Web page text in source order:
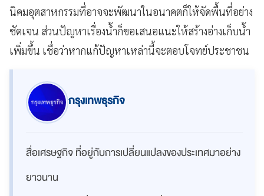
นิคมอุตสาหกรรมที่อาจจะพัฒนาในอนาคตก็ให้จัดพื้นที่อย่าง
ชัดเจน ส่วนปัญหาเรื่องน้ำก็ขอเสนอแนะให้สร้างอ่างเก็บน้ำ
เพิ่มขึ้น เชื่อว่าหากแก้ปัญหาเหล่านี้จะตอบโจทย์ประชาชน
กรุงเทพธุรกิจ
สื่อเศรษฐกิจ ที่อยู่กับการเปลี่ยนแปลงของประเทศมาอย่าง
ยาวนาน